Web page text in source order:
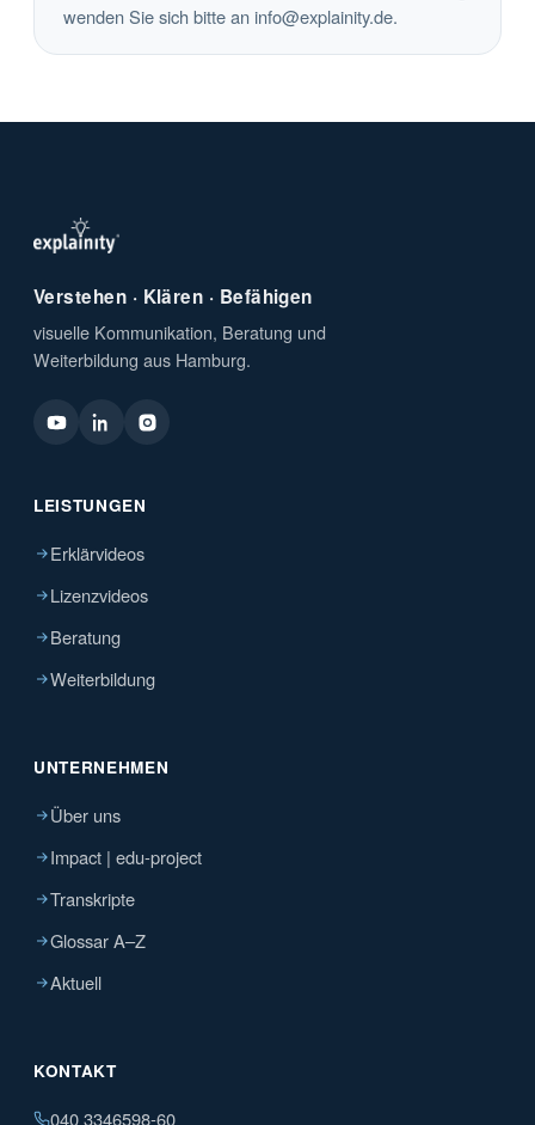
wenden Sie sich bitte an info@explainity.de.
Verstehen · Klären · Befähigen
visuelle Kommunikation, Beratung und
Weiterbildung aus Hamburg.
LEISTUNGEN
Erklärvideos
Lizenzvideos
Beratung
Weiterbildung
UNTERNEHMEN
Über uns
Impact | edu-project
Transkripte
Glossar A–Z
Aktuell
KONTAKT
040 3346598-60